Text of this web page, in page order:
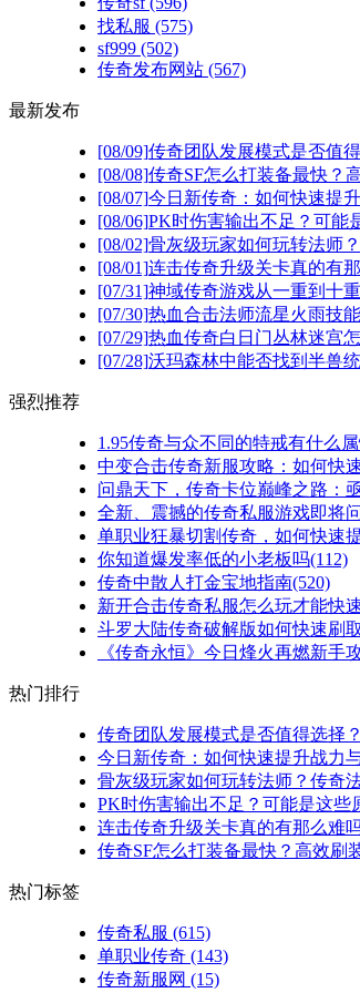
找私服 (575)
sf999 (502)
传奇发布网站 (567)
最新发布
[08/09]传奇团队发展模式是否值
[08/08]传奇SF怎么打装备最快？
[08/07]今日新传奇：如何快速提
[08/06]PK时伤害输出不足？可能
[08/02]骨灰级玩家如何玩转法师
[08/01]连击传奇升级关卡真的有
[07/31]神域传奇游戏从一重到十
[07/30]热血合击法师流星火雨技
[07/29]热血传奇白日门丛林迷宫
[07/28]沃玛森林中能否找到半兽
强烈推荐
1.95传奇与众不同的特戒有什么
中变合击传奇新服攻略：如何快
问鼎天下，传奇卡位巅峰之路：
全新、震撼的传奇私服游戏即将
单职业狂暴切割传奇，如何快速
你知道爆发率低的小老板吗(112)
传奇中散人打金宝地指南(520)
新开合击传奇私服怎么玩才能快
斗罗大陆传奇破解版如何快速刷
《传奇永恒》今日烽火再燃新手
热门排行
传奇团队发展模式是否值得选择
今日新传奇：如何快速提升战力
骨灰级玩家如何玩转法师？传奇
PK时伤害输出不足？可能是这些
连击传奇升级关卡真的有那么难
传奇SF怎么打装备最快？高效刷
热门标签
传奇私服 (615)
单职业传奇 (143)
传奇新服网 (15)